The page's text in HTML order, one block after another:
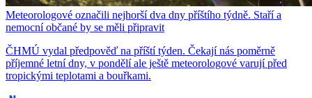
Meteorologové označili nejhorší dva dny příštího týdně. Staří a
nemocní občané by se měli připravit
ČHMÚ vydal předpověď na příští týden. Čekají nás poměrně
příjemné letní dny, v pondělí ale ještě meteorologové varují před
tropickými teplotami a bouřkami.